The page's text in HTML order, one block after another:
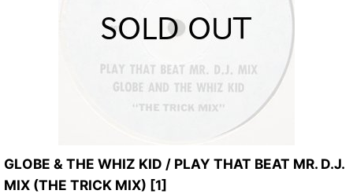
GLOBE & THE WHIZ KID / PLAY THAT BEAT MR. D.J.
MIX (THE TRICK MIX) [1]